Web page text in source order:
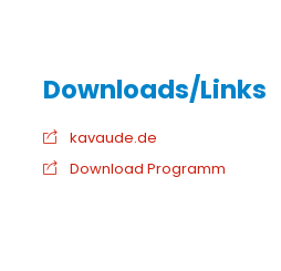
kavaude.de
Download Programm